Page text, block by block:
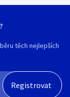
těch nejlepších